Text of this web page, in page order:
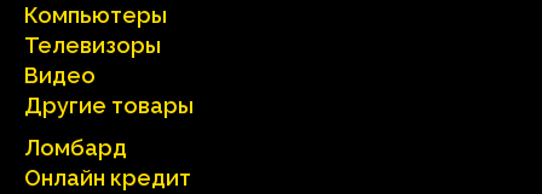
Компьютеры
Телевизоры
Видео
Другие товары
Ломбард
Онлайн кредит